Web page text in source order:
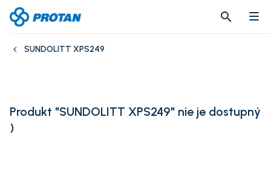
search
search
SUNDOLITT XPS249
Produkt "SUNDOLITT XPS249" nie je dostupný
)